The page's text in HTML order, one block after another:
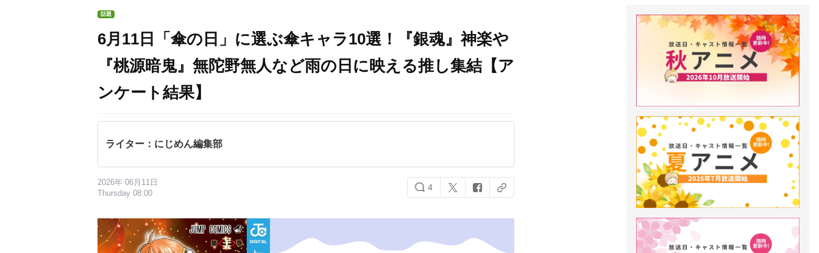
話題
6月11日「傘の日」に選ぶ傘キャラ10選！『銀魂』神楽や
『桃源暗鬼』無陀野無人など雨の日に映える推し集結【ア
ンケート結果】
ライター：にじめん編集部
2026年 06月11日
Thursday 08:00
4